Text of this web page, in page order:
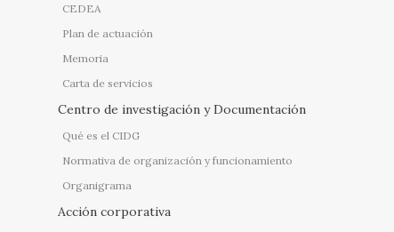
CEDEA
Plan de actuación
Memoria
Carta de servicios
Centro de investigación y Documentación
Qué es el CIDG
Normativa de organización y funcionamiento
Organigrama
Acción corporativa